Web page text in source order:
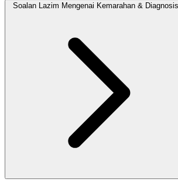
Soalan Lazim Mengenai Kemarahan & Diagnosis